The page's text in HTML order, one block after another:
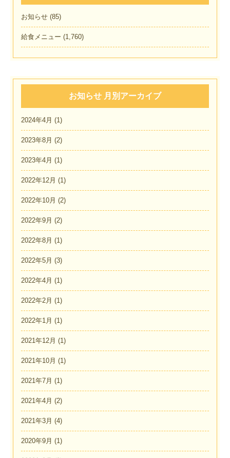
お知らせ (85)
給食メニュー (1,760)
お知らせ 月別アーカイブ
2024年4月 (1)
2023年8月 (2)
2023年4月 (1)
2022年12月 (1)
2022年10月 (2)
2022年9月 (2)
2022年8月 (1)
2022年5月 (3)
2022年4月 (1)
2022年2月 (1)
2022年1月 (1)
2021年12月 (1)
2021年10月 (1)
2021年7月 (1)
2021年4月 (2)
2021年3月 (4)
2020年9月 (1)